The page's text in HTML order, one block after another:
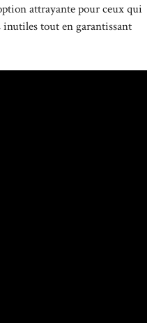
attrayante pour ceux qui
inutiles tout en garantissant